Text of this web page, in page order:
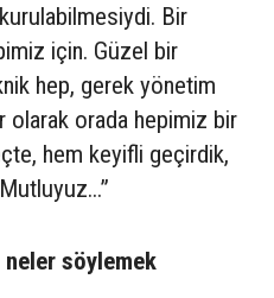
Bir
için. Güzel bir
hep, gerek yönetim
orada hepimiz bir
hem keyifli geçirdik,
neler söylemek